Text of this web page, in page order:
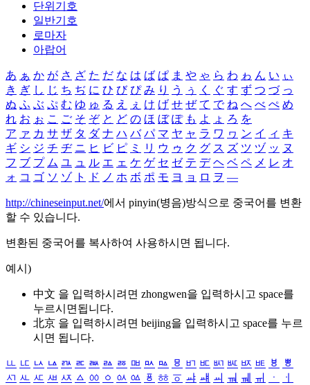
단위기호
일반기호
로마자
아랍어
あ ぁ か が さ ざ た だ な は ば ぱ ま や ゃ ら わ ゎ ん い ぃ
き ぎ し じ ち ぢ に ひ び ぴ み り う ぅ く ぐ す ず つ づ っ
ぬ ふ ぶ ぷ む ゆ ゅ る え ぇ け げ せ ぜ て で ね へ べ ぺ め
れ お ぉ こ ご そ ぞ と ど の ほ ぼ ぽ も よ ょ ろ を
ア ァ カ サ ザ タ ダ ナ ハ バ パ マ ヤ ャ ラ ワ ヮ ン イ ィ キ
ギ シ ジ チ ヂ ニ ヒ ビ ピ ミ リ ウ ゥ ク グ ス ズ ツ ヅ ッ ヌ
フ ブ プ ム ユ ュ ル エ ェ ケ ゲ セ ゼ テ デ ヘ ベ ペ メ レ オ
ォ コ ゴ ソ ゾ ト ド ノ ホ ボ ポ モ ヨ ョ ロ ヲ ―
http://chineseinput.net/에서 pinyin(병음)방식으로 중국어를 변환
할 수 있습니다.
변환된 중국어를 복사하여 사용하시면 됩니다.
예시)
中文 을 입력하시려면 zhongwen을 입력하시고 space를
누르시면됩니다.
北京 을 입력하시려면 beijing을 입력하시고 space를 누르
시면 됩니다.
ㅥ ㅦ ㅧ ㅨ ㅩ ㅪ ㅫ ㅬ ㅭ ㅮ ㅯ ㅰ ㅱ ㅲ ㅳ ㅴ ㅵ ㅶ ㅷ ㅸ
ㅹ
ㅺ ㅻ ㅼ ㅽ ㅾ ㅿ ㆀ ㆁ ㆂ ㆃ ㆄ ㆅ ㆆ ㆇ ㆈ ㆉ ㆊ ㆋ ㆌ ㆍ
ㆎ